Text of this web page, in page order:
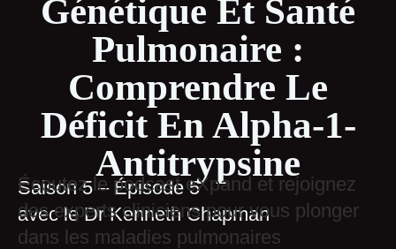
Génétique Et Santé
Pulmonaire :
Comprendre Le
Déficit En Alpha-1-
Antitrypsine
Saison 5 – Épisode 5
avec le Dr Kenneth Chapman
Écoutez le podcast eXpand et rejoignez
des experts cliniciens pour vous plonger
dans les maladies pulmonaires